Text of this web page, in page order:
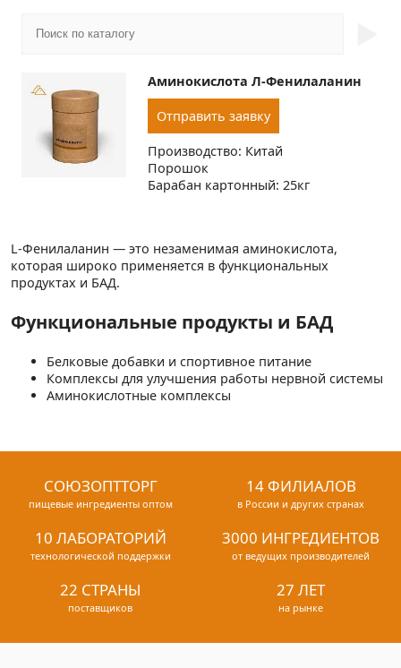
Аминокислота Л-Фенилаланин
Отправить заявку
Производство: Китай
Порошок
Барабан картонный: 25кг
L-Фенилаланин — это незаменимая аминокислота,
которая широко применяется в функциональных
продуктах и БАД.
Функциональные продукты и БАД
Белковые добавки и спортивное питание
Комплексы для улучшения работы нервной системы
Аминокислотные комплексы
СОЮЗОПТТОРГ
пищевые ингредиенты оптом
14 ФИЛИАЛОВ
в России и других странах
10 ЛАБОРАТОРИЙ
технологической поддержки
3000 ИНГРЕДИЕНТОВ
от ведущих производителей
22 СТРАНЫ
поставщиков
27 ЛЕТ
на рынке